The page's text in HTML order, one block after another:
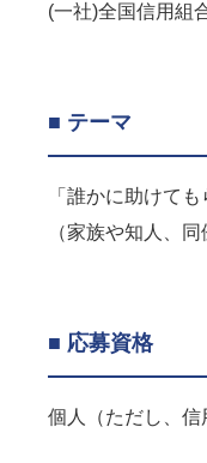
(一社)全国信用組
■ テーマ
「誰かに助けて
（家族や知人、
■ 応募資格
個人（ただし、信